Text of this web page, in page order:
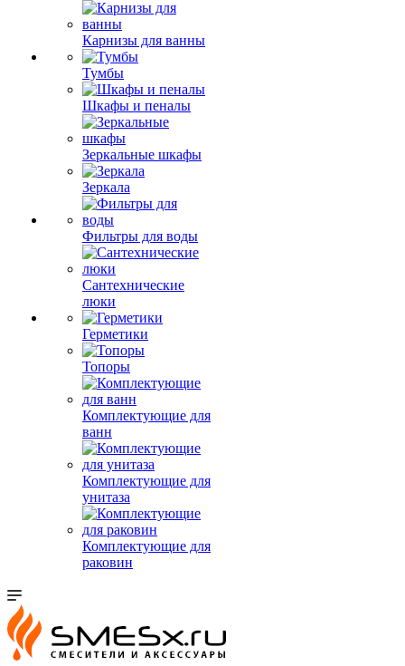
Карнизы для ванны
Тумбы
Шкафы и пеналы
Зеркальные шкафы
Зеркала
Фильтры для воды
Сантехнические
люки
Герметики
Топоры
Комплектующие для
ванн
Комплектующие для
унитаза
Комплектующие для
раковин